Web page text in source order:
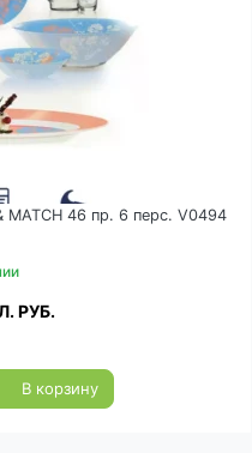
MATCH 46 пр. 6 перс. V0494
РУБ.
В корзину